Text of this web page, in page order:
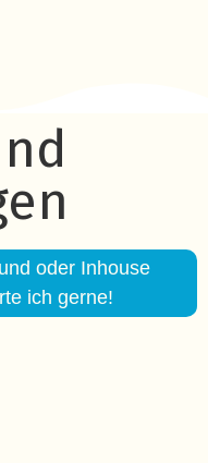
oder Inhouse
ich gerne!